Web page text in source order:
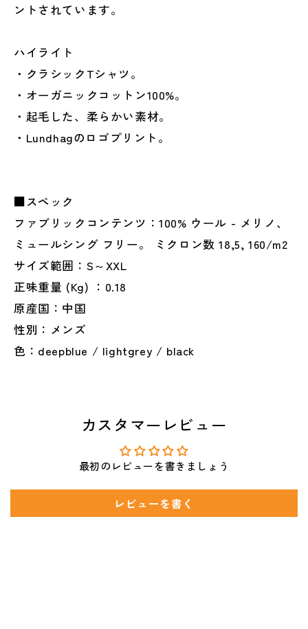
ントされています。
ハイライト
・クラシックTシャツ。
・オーガニックコットン100%。
・起毛した、柔らかい素材。
・Lundhagのロゴプリント。
■スペック
ファブリックコンテンツ：100% ウール - メリノ、
ミュールシング フリー。 ミクロン数 18,5, 160/m2
サイズ範囲：S～XXL
正味重量 (Kg) ：0.18
原産国：中国
性別：メンズ
色：deepblue / lightgrey / black
カスタマーレビュー
最初のレビューを書きましょう
レビューを書く